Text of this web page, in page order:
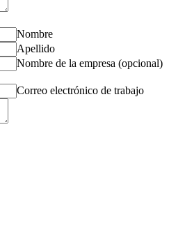
Nombre
Apellido
Nombre de la empresa (opcional)
Correo electrónico de trabajo